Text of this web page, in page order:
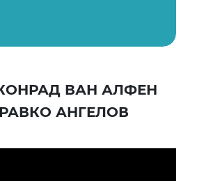
ВАН АЛФЕН
АНГЕЛОВ